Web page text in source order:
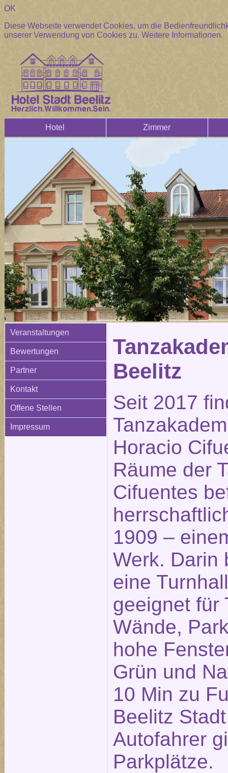
OK
Diese Webseite verwendet Cookies, um die
unserer Verwendung von Cookies zu.Weitere Informationen.
Hotel Zimmer
Veranstaltungen
Bewertungen
Partner
Kontakt
Offene Stellen
Impressum
Beelitz
Seit 2017
Horacio
Räume der
Cifuentes
1909 –
Werk. Darin
eine
geeignet für
Wände,
hohe
Grün und
10 Min zu
Beelitz
Autofahrer
Parkplätze.